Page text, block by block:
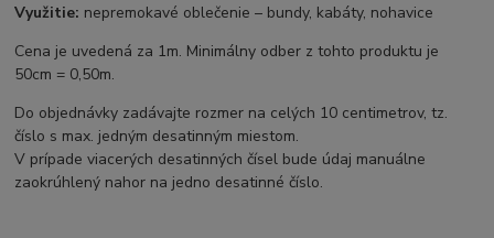
Využitie: nepremokavé oblečenie – bundy, kabáty, nohavice
Cena je uvedená za 1m. Minimálny odber z tohto produktu je
50cm = 0,50m.
Do objednávky zadávajte rozmer na celých 10 centimetrov, tz.
číslo s max. jedným desatinným miestom.
V prípade viacerých desatinných čísel bude údaj manuálne
zaokrúhlený nahor na jedno desatinné číslo.